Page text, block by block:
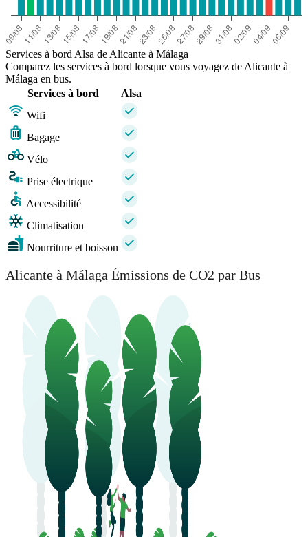
Services à bord Alsa de Alicante à Málaga
Comparez les services à bord lorsque vous voyagez de Alicante à
Málaga en bus.
Services à bord
Alsa
Wifi
Bagage
Vélo
Prise électrique
Accessibilité
Climatisation
Nourriture et boisson
Alicante à Málaga Émissions de CO2 par Bus